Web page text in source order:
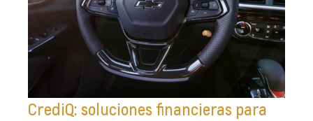
CrediQ: soluciones financieras para